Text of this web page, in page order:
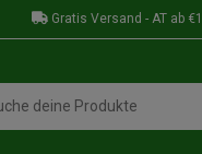
Gratis Versand - AT ab